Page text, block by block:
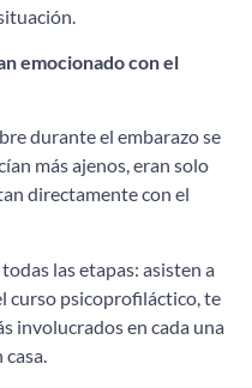
emocionado con el
durante el embarazo se
más ajenos, eran solo
directamente con el
las etapas: asisten a
curso psicoprofiláctico, te
involucrados en cada una